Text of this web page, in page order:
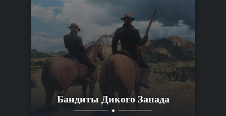
Бандиты Дикого Запада